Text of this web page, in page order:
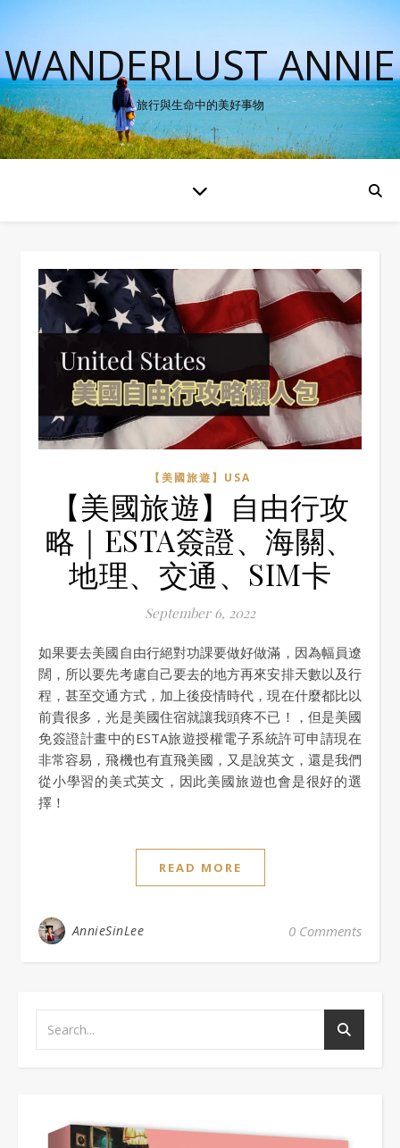
WANDERLUST ANNIE
旅行與生命中的美好事物
【美國旅遊】USA
【美國旅遊】自由行攻
略｜ESTA簽證、海關、
地理、交通、SIM卡
September 6, 2022
如果要去美國自由行絕對功課要做好做滿，因為幅員遼
闊，所以要先考慮自己要去的地方再來安排天數以及行
程，甚至交通方式，加上後疫情時代，現在什麼都比以
前貴很多，光是美國住宿就讓我頭疼不已！，但是美國
免簽證計畫中的ESTA旅遊授權電子系統許可申請現在
非常容易，飛機也有直飛美國，又是說英文，還是我們
從小學習的美式英文，因此美國旅遊也會是很好的選
擇！
READ MORE
AnnieSinLee 0 Comments